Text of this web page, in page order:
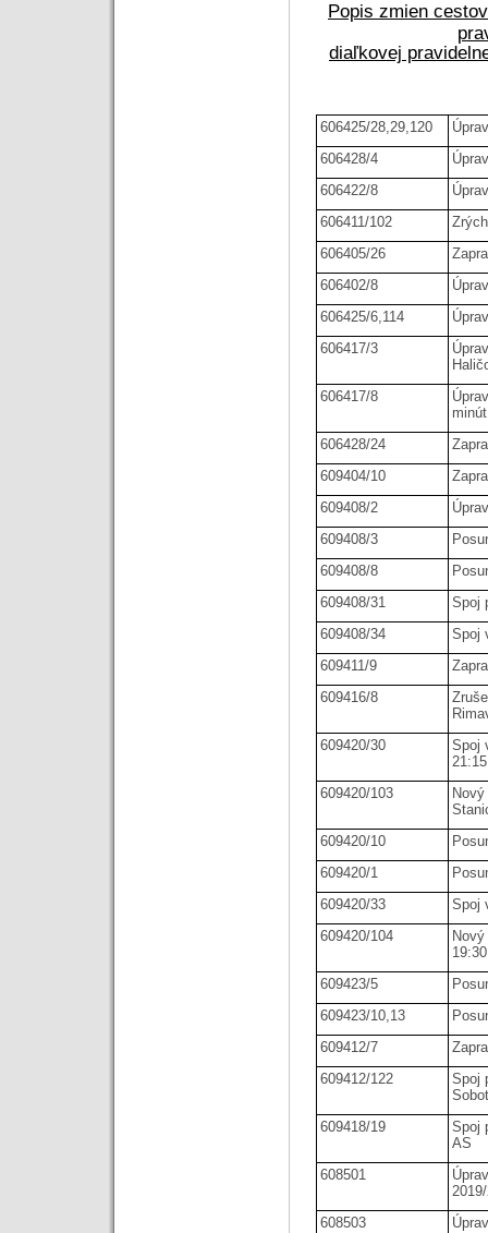
Popis zmien
diaľkovej
606425/28,29,120
606428/4
606422/8
606411/102
606405/26
606402/8
606425/6,114
606417/3
606417/8
606428/24
609404/10
609408/2
609408/3
609408/8
609408/31
Spoj
609408/34
Spoj
609411/9
609416/8
609420/30
Spoj
609420/103
Nový
609420/10
609420/1
609420/33
Spoj
609420/104
19:30
609423/5
609423/10,13
609412/7
609412/122
Spoj
609418/19
Spoj
AS
608501
608503